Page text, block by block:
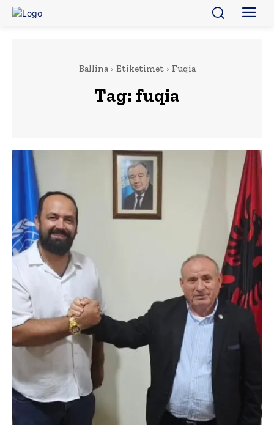
Ballina Etiketimet Fuqia
Tag: fuqia